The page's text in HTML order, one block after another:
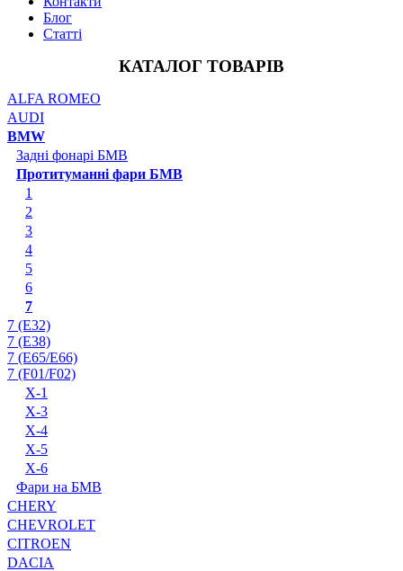
Блог
Статті
КАТАЛОГ ТОВАРІВ
ALFA ROMEO
AUDI
BMW
Задні фонарі БМВ
Протитуманні фари БМВ
1
2
3
4
5
6
7
7 (E32)
7 (E38)
7 (E65/E66)
7 (F01/F02)
X-1
X-3
X-4
X-5
X-6
Фари на БМВ
CHERY
CHEVROLET
CITROEN
DACIA